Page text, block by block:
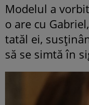
Modelul a
o are cu
tatăl ei,
să se simtă în